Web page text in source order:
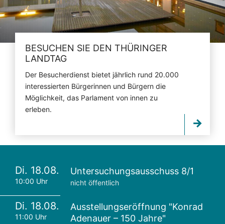
BESUCHEN SIE DEN THÜRINGER
LANDTAG
Der Besucherdienst bietet jährlich rund 20.000
interessierten Bürgerinnen und Bürgern die
Möglichkeit, das Parlament von innen zu
erleben.
Di. 18.08.
10:00 Uhr
Untersuchungsausschuss 8/1
nicht öffentlich
Di. 18.08.
11:00 Uhr
Ausstellungseröffnung "Konrad
Adenauer – 150 Jahre"